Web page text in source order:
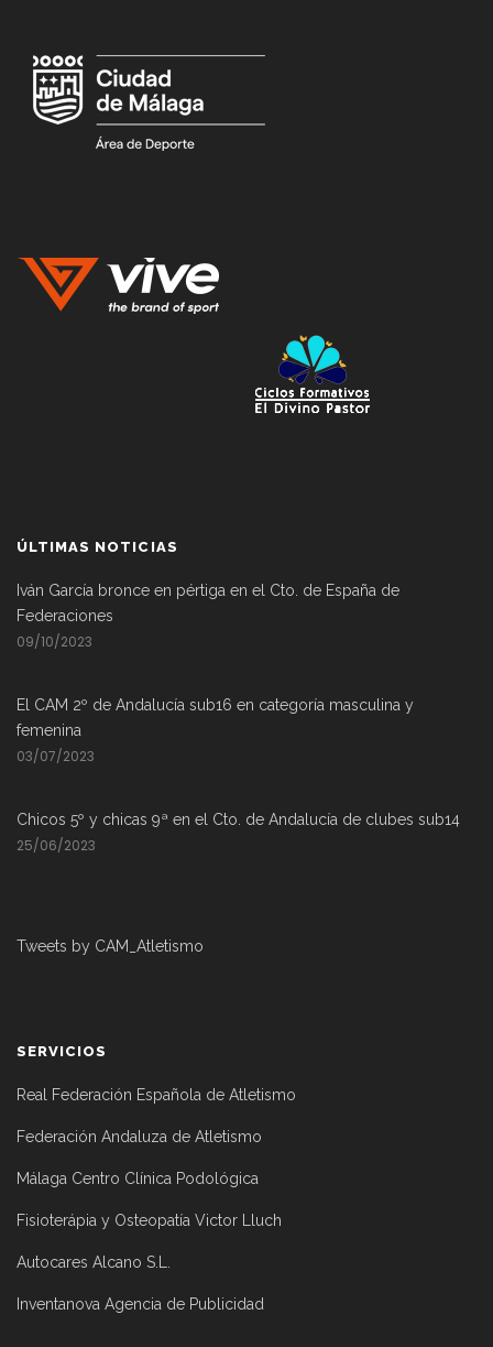
ÚLTIMAS NOTICIAS
Iván García bronce en pértiga en el Cto. de España de
Federaciones
09/10/2023
El CAM 2º de Andalucía sub16 en categoría masculina y
femenina
03/07/2023
Chicos 5º y chicas 9ª en el Cto. de Andalucía de clubes sub14
25/06/2023
Tweets by CAM_Atletismo
SERVICIOS
Real Federación Española de Atletismo
Federación Andaluza de Atletismo
Málaga Centro Clínica Podológica
Fisioterápia y Osteopatía Victor Lluch
Autocares Alcano S.L.
Inventanova Agencia de Publicidad